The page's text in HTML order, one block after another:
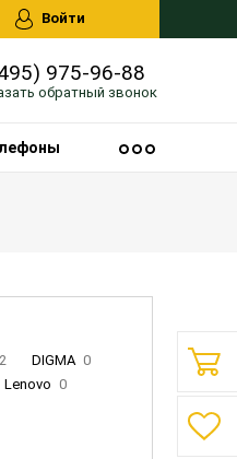
Войти
975-96-88
обратный звонок
2 DIGMA 0
Lenovo 0